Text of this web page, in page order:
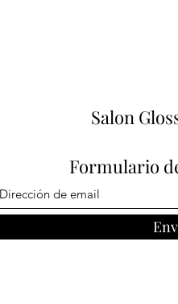
Salon
Formulario